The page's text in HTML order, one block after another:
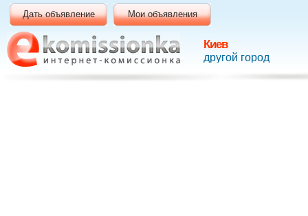
Киев
другой город
Дать объявление Мои объявления